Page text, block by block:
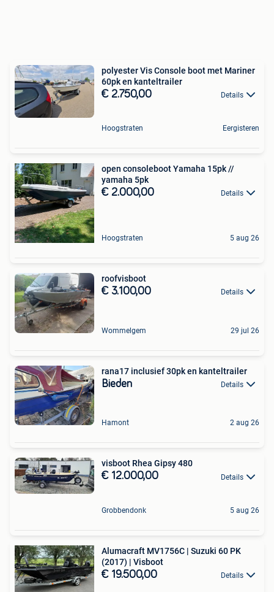
polyester Vis Console boot met Mariner
60pk en kanteltrailer
€ 2.750,00 Details
Hoogstraten Eergisteren
open consoleboot Yamaha 15pk //
yamaha 5pk
€ 2.000,00 Details
Hoogstraten 5 aug 26
roofvisboot
€ 3.100,00 Details
Wommelgem 29 jul 26
rana17 inclusief 30pk en kanteltrailer
Bieden Details
Hamont 2 aug 26
visboot Rhea Gipsy 480
€ 12.000,00 Details
Grobbendonk 5 aug 26
Alumacraft MV1756C | Suzuki 60 PK
(2017) | Visboot
€ 19.500,00 Details